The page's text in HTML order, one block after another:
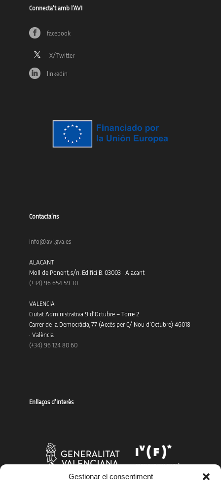
Gestionar el consentiment
Connecta’t amb l’AVI
facebook
linkedin
Contacta’ns
info@avi.gva.es
ALACANT
Moll de Ponent, s/n. Edifici B. 03003 · Alacant
(+34) 96 654 59 30
VALENCIA
Ciutat Administrativa 9 d’Octubre – Torre 2
Carrer de la Democràcia, 77 (Accés per C/ Nou d’Octubre) 46018
· València
(+34) 96 124 80 60
Enllaços d’interès